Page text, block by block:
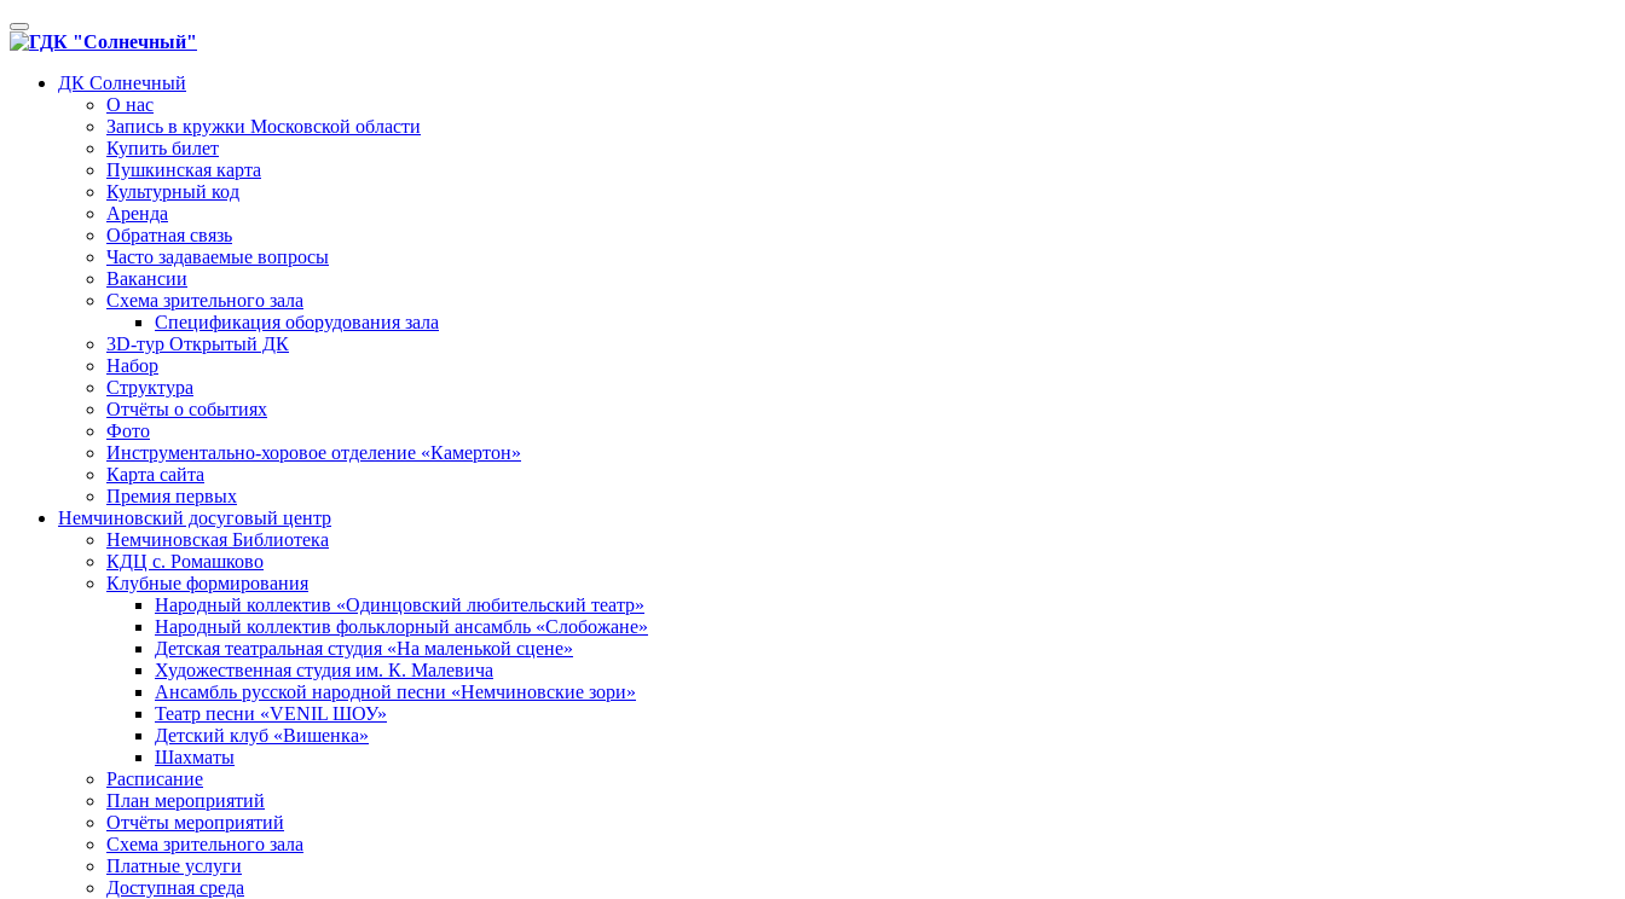
Toggle
navigation
ДК Солнечный
О нас
Запись в кружки Московской области
Купить билет
Пушкинская карта
Культурный код
Аренда
Обратная связь
Часто задаваемые вопросы
Вакансии
Схема зрительного зала
Спецификация оборудования зала
3D-тур Открытый ДК
Набор
Структура
Отчёты о событиях
Фото
Инструментально-хоровое отделение «Камертон»
Карта сайта
Премия первых
Немчиновский досуговый центр
Немчиновская Библиотека
КДЦ с. Ромашково
Клубные формирования
Народный коллектив «Одинцовский любительский театр»
Народный коллектив фольклорный ансамбль «Слобожане»
Детская театральная студия «На маленькой сцене»
Художественная студия им. К. Малевича
Ансамбль русской народной песни «Немчиновские зори»
Театр песни «VENIL ШОУ»
Детский клуб «Вишенка»
Шахматы
Расписание
План мероприятий
Отчёты мероприятий
Схема зрительного зала
Платные услуги
Доступная среда